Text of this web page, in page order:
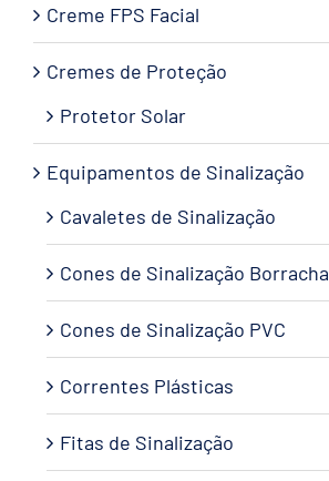
Creme FPS Facial
Cremes de Proteção
Protetor Solar
Equipamentos de Sinalização
Cavaletes de Sinalização
Cones de Sinalização Borracha
Cones de Sinalização PVC
Correntes Plásticas
Fitas de Sinalização